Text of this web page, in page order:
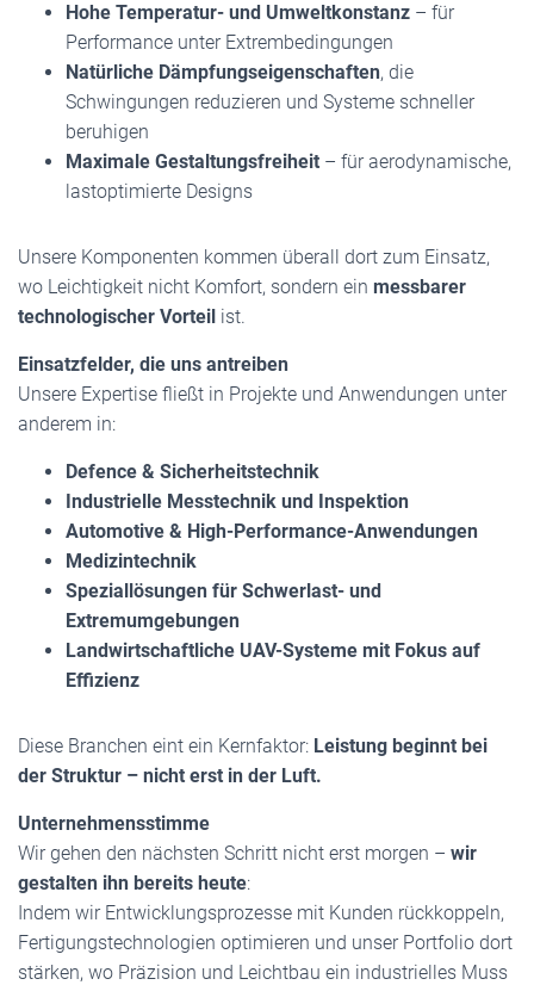
Hohe Temperatur- und Umweltkonstanz – für
Performance unter Extrembedingungen
Natürliche Dämpfungseigenschaften, die
Schwingungen reduzieren und Systeme schneller
beruhigen
Maximale Gestaltungsfreiheit – für aerodynamische,
lastoptimierte Designs
Unsere Komponenten kommen überall dort zum Einsatz,
wo Leichtigkeit nicht Komfort, sondern ein messbarer
technologischer Vorteil ist.
Einsatzfelder, die uns antreiben
Unsere Expertise fließt in Projekte und Anwendungen unter
anderem in:
Defence & Sicherheitstechnik
Industrielle Messtechnik und Inspektion
Automotive & High-Performance-Anwendungen
Medizintechnik
Speziallösungen für Schwerlast- und
Extremumgebungen
Landwirtschaftliche UAV-Systeme mit Fokus auf
Effizienz
Diese Branchen eint ein Kernfaktor: Leistung beginnt bei
der Struktur – nicht erst in der Luft.
Unternehmensstimme
Wir gehen den nächsten Schritt nicht erst morgen – wir
gestalten ihn bereits heute:
Indem wir Entwicklungsprozesse mit Kunden rückkoppeln,
Fertigungstechnologien optimieren und unser Portfolio dort
stärken, wo Präzision und Leichtbau ein industrielles Muss